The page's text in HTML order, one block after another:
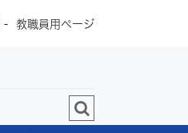
- 教職員用ページ